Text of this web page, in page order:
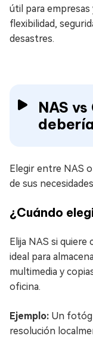
útil para empresas
flexibilidad,
desastres.
NAS
Elegir entre NAS
de sus
¿Cuándo
Elija NAS si
ideal para
multimedia y
oficina.
Ejemplo: Un
resolución